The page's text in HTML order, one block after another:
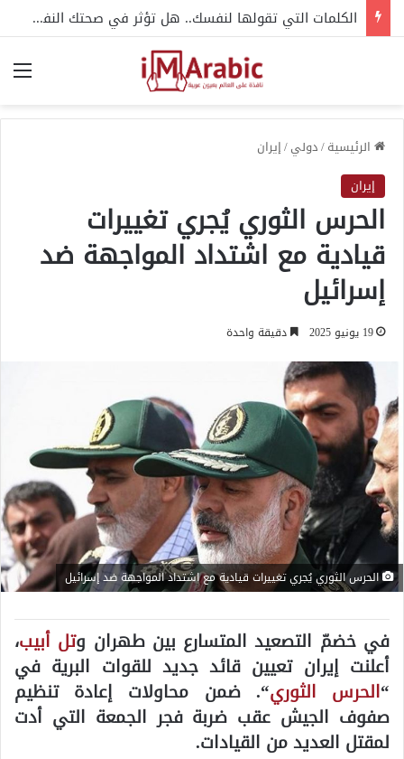
الكلمات التي تقولها لنفسك.. هل تؤثر في صحتك النفسية؟
الرئيسية/دولي/إيران
إيران
الحرس الثوري يُجري تغييرات
قيادية مع اشتداد المواجهة ضد
إسرائيل
19 يونيو 2025 دقيقة واحدة
الحرس الثوري يُجري تغييرات قيادية مع اشتداد المواجهة ضد إسرائيل
في خضمّ التصعيد المتسارع بين طهران وتل أبيب،
أعلنت إيران تعيين قائد جديد للقوات البرية في
“الحرس الثوري“. ضمن محاولات إعادة تنظيم
صفوف الجيش عقب ضربة فجر الجمعة التي أدت
لمقتل العديد من القيادات.